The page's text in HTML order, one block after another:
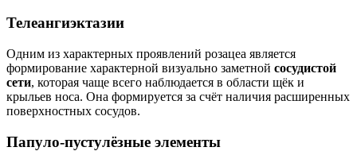
Телеангиэктазии
Одним из характерных проявлений розацеа является
формирование характерной визуально заметной сосудистой
сети, которая чаще всего наблюдается в области щёк и
крыльев носа. Она формируется за счёт наличия расширенных
поверхностных сосудов.
Папуло-пустулёзные элементы